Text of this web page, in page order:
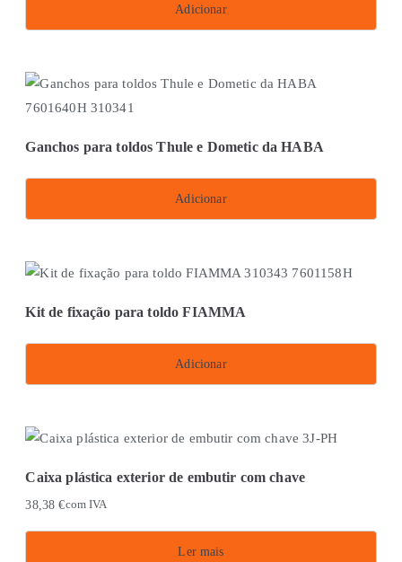
Adicionar
Ganchos para toldos Thule e Dometic da HABA
Adicionar
Kit de fixação para toldo FIAMMA
Adicionar
Caixa plástica exterior de embutir com chave
38,38€com IVA
Ler mais